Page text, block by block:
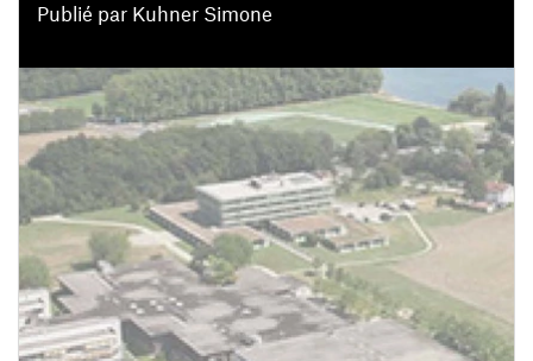
Publié par Kuhner Simone